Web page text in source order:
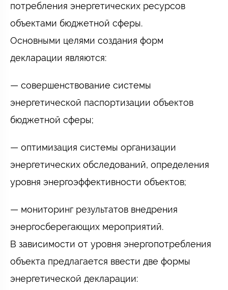
потребления энергетических ресурсов
объектами бюджетной сферы.
Основными целями создания форм
декларации являются:
— совершенствование системы
энергетической паспортизации объектов
бюджетной сферы;
— оптимизация системы организации
энергетических обследований, определения
уровня энергоэффективности объектов;
— мониторинг результатов внедрения
энергосберегающих мероприятий.
В зависимости от уровня энергопотребления
объекта предлагается ввести две формы
энергетической декларации: